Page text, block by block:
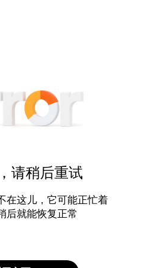
请稍后重试
在这儿，它可能正忙着
后就能恢复正常